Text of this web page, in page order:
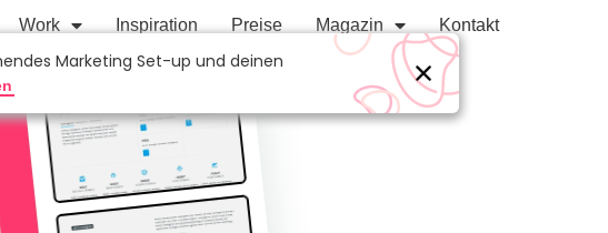
Work Inspiration Preise Magazin Kontakt